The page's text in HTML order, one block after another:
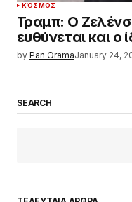
ΚΌΣΜΟΣ
Τραμπ: Ο
ευθύνεται και ο
by Pan OramaJanuary 24,
SEARCH